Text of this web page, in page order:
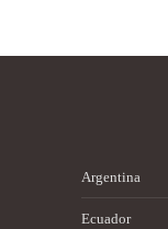
Argentina
Ecuador